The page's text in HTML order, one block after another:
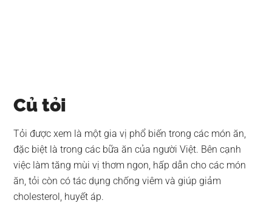
Củ tỏi
Tỏi được xem là một gia vị phổ biến trong các món ăn,
đặc biệt là trong các bữa ăn của người Việt. Bên cạnh
việc làm tăng mùi vị thơm ngon, hấp dẫn cho các món
ăn, tỏi còn có tác dụng chống viêm và giúp giảm
cholesterol, huyết áp.